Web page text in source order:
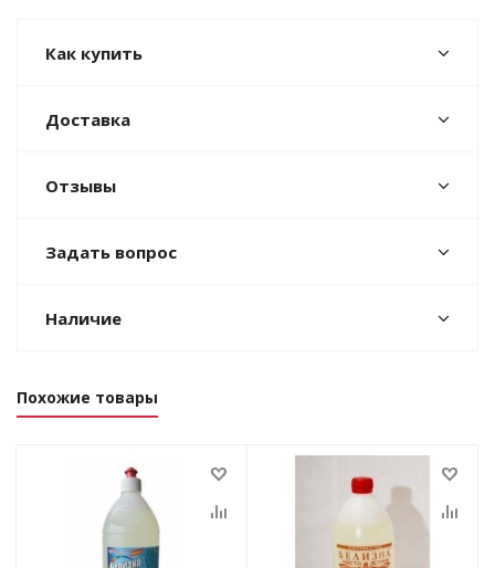
Как купить
Доставка
Отзывы
Задать вопрос
Наличие
Похожие товары